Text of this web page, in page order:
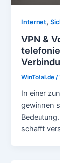
Internet,
VPN &
WinTotal.de/
In einer
gewinnen
schafft